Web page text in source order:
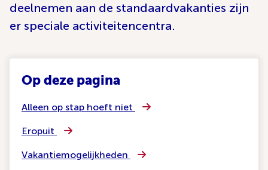
deelnemen aan de standaardvakanties zijn
er speciale activiteitencentra.
Op deze pagina
Alleen op stap hoeft niet
Eropuit
Vakantiemogelijkheden